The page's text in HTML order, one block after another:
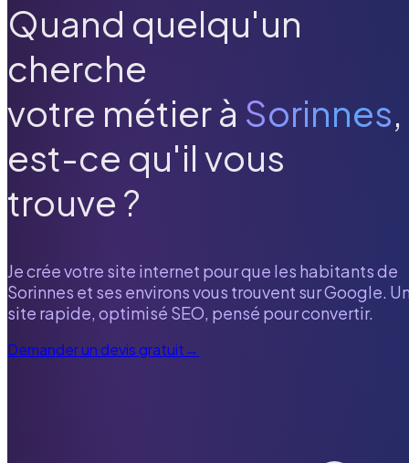
Quand quelqu'un
cherche
votre métier à Sorinnes,
est-ce qu'il vous
trouve ?
Je crée votre site internet pour que les habitants de
Sorinnes et ses environs vous trouvent sur Google.
site rapide, optimisé SEO, pensé pour convertir.
Demander un devis gratuit→